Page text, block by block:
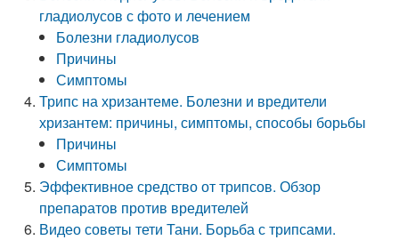
гладиолусов с фото и лечением
Болезни гладиолусов
Причины
Симптомы
Трипс на хризантеме. Болезни и вредители
хризантем: причины, симптомы, способы борьбы
Причины
Симптомы
Эффективное средство от трипсов. Обзор
препаратов против вредителей
Видео советы тети Тани. Борьба с трипсами.